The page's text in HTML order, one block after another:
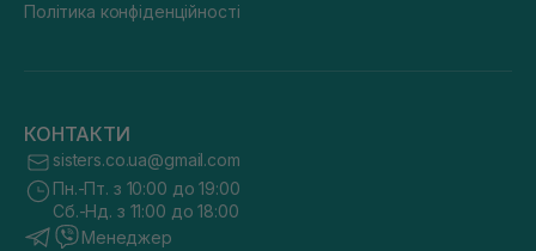
Політика конфіденційності
КОНТАКТИ
sisters.co.ua@gmail.com
Пн.-Пт. з 10:00 до 19:00
Сб.-Нд. з 11:00 до 18:00
Менеджер